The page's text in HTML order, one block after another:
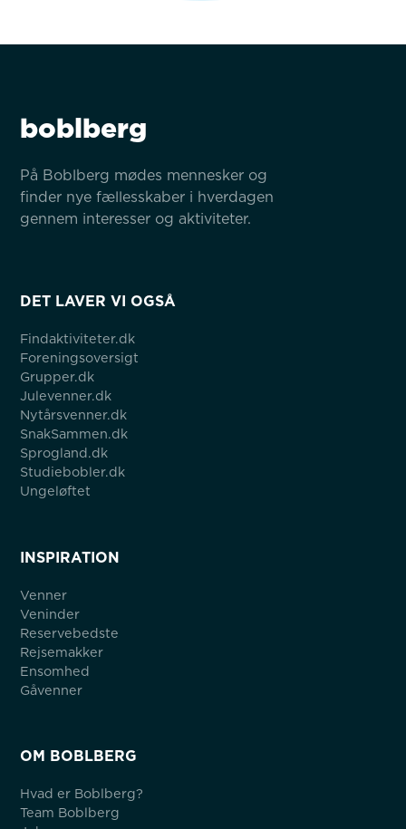
boblberg
På Boblberg mødes mennesker og
finder nye fællesskaber i hverdagen
gennem interesser og aktiviteter.
DET LAVER VI OGSÅ
Findaktiviteter.dk
Foreningsoversigt
Grupper.dk
Julevenner.dk
Nytårsvenner.dk
SnakSammen.dk
Sprogland.dk
Studiebobler.dk
Ungeløftet
INSPIRATION
Venner
Veninder
Reservebedste
Rejsemakker
Ensomhed
Gåvenner
OM BOBLBERG
Hvad er Boblberg?
Team Boblberg